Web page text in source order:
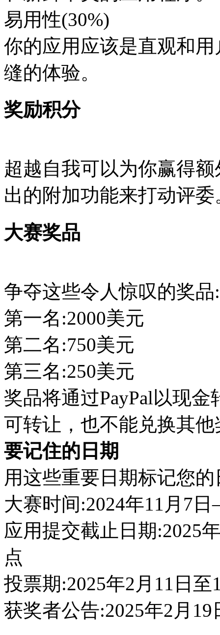
易用性(30%)
你的应用应该是直观和
缝的体验。
奖励积分
超越自我可以为你赢得
出的附加功能来打动评委
大赛奖品
争夺这些令人惊叹的奖品:
第一名:2000美元
第二名:750美元
第三名:250美元
奖品将通过PayPal以现
可转让，也不能兑换其他
要记住的日期
用这些重要日期标记您的
大赛时间:2024年11月7日
应用提交截止日期:2025
点
投票期:2025年2月11日至
获奖者公告:2025年2月19